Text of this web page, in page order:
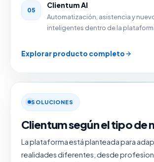
05
Clientum AI
Automatización, asistencia y
inteligentes dentro de la
Explorar producto completo
SOLUCIONES
Clientum según el tipo de
La plataforma está planteada para
realidades diferentes, desde